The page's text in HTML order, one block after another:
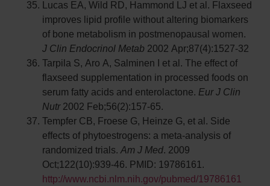
Lucas EA, Wild RD, Hammond LJ et al. Flaxseed
improves lipid profile without altering biomarkers
of bone metabolism in postmenopausal women.
J Clin Endocrinol Metab 2002 Apr;87(4):1527-32
Tarpila S, Aro A, Salminen I et al. The effect of
flaxseed supplementation in processed foods on
serum fatty acids and enterolactone. Eur J Clin
Nutr2002 Feb;56(2):157-65.
Tempfer CB, Froese G, Heinze G, et al. Side
effects of phytoestrogens: a meta-analysis of
randomized trials.Am J Med. 2009
Oct;122(10):939-46. PMID: 19786161.
http://www.ncbi.nlm.nih.gov/pubmed/19786161